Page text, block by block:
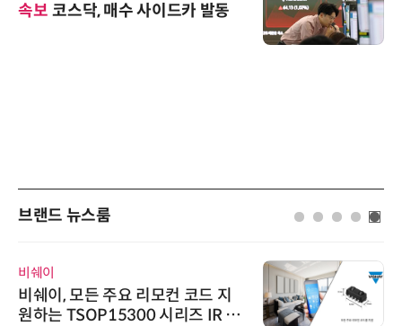
속보 코스닥, 매수 사이드카 발동
브랜드 뉴스룸
비쉐이
비쉐이, 모든 주요 리모컨 코드 지
원하는 TSOP15300 시리즈 IR 수